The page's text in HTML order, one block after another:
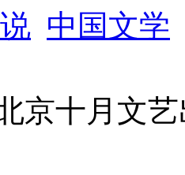
中国文学
京十月文